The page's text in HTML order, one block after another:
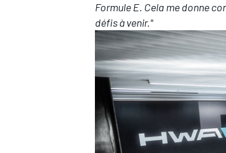
Formule E. Cela me donne
défis à venir."